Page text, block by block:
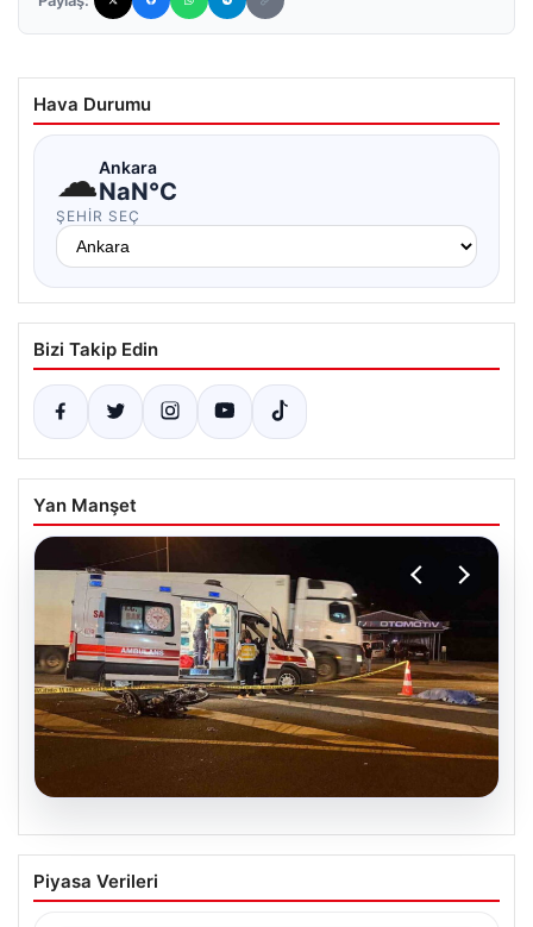
Hava Durumu
☁Ankara
NaN°C
ŞEHIR SEÇ
Bizi Takip Edin
Yan Manşet
05.08.2026
Adana’da Üzücü Kaza: Eski Belediye
Başkanı Ailesinden Genç Hayatını
Piyasa Verileri